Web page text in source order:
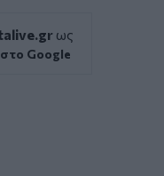
ως
Google